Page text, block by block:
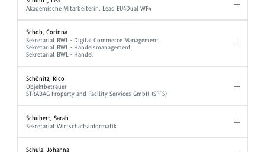
Akademische Mitarbeiterin, Lead EU4Dual WP4
Schob, Corinna
Sekretariat BWL - Digital Commerce Management
Sekretariat BWL - Handelsmanagement
Sekretariat BWL - Handel
Schönitz, Rico
Objektbetreuer
STRABAG Property and Facility Services GmbH (SPFS)
Schubert, Sarah
Sekretariat Wirtschaftsinformatik
Schulz, Johanna